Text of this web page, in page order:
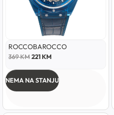
ROCCOBAROCCO
369KM221KM
NEMA NA STANJU